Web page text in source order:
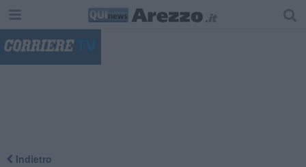
Indietro